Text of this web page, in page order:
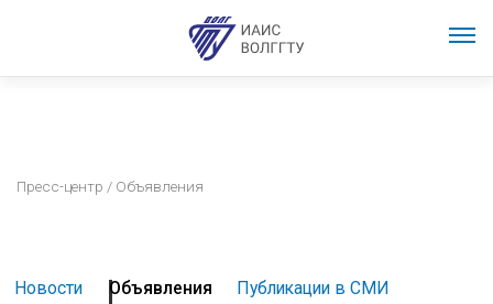
Пресс-центр / Объявления
Новости Объявления
Публикации в СМИ